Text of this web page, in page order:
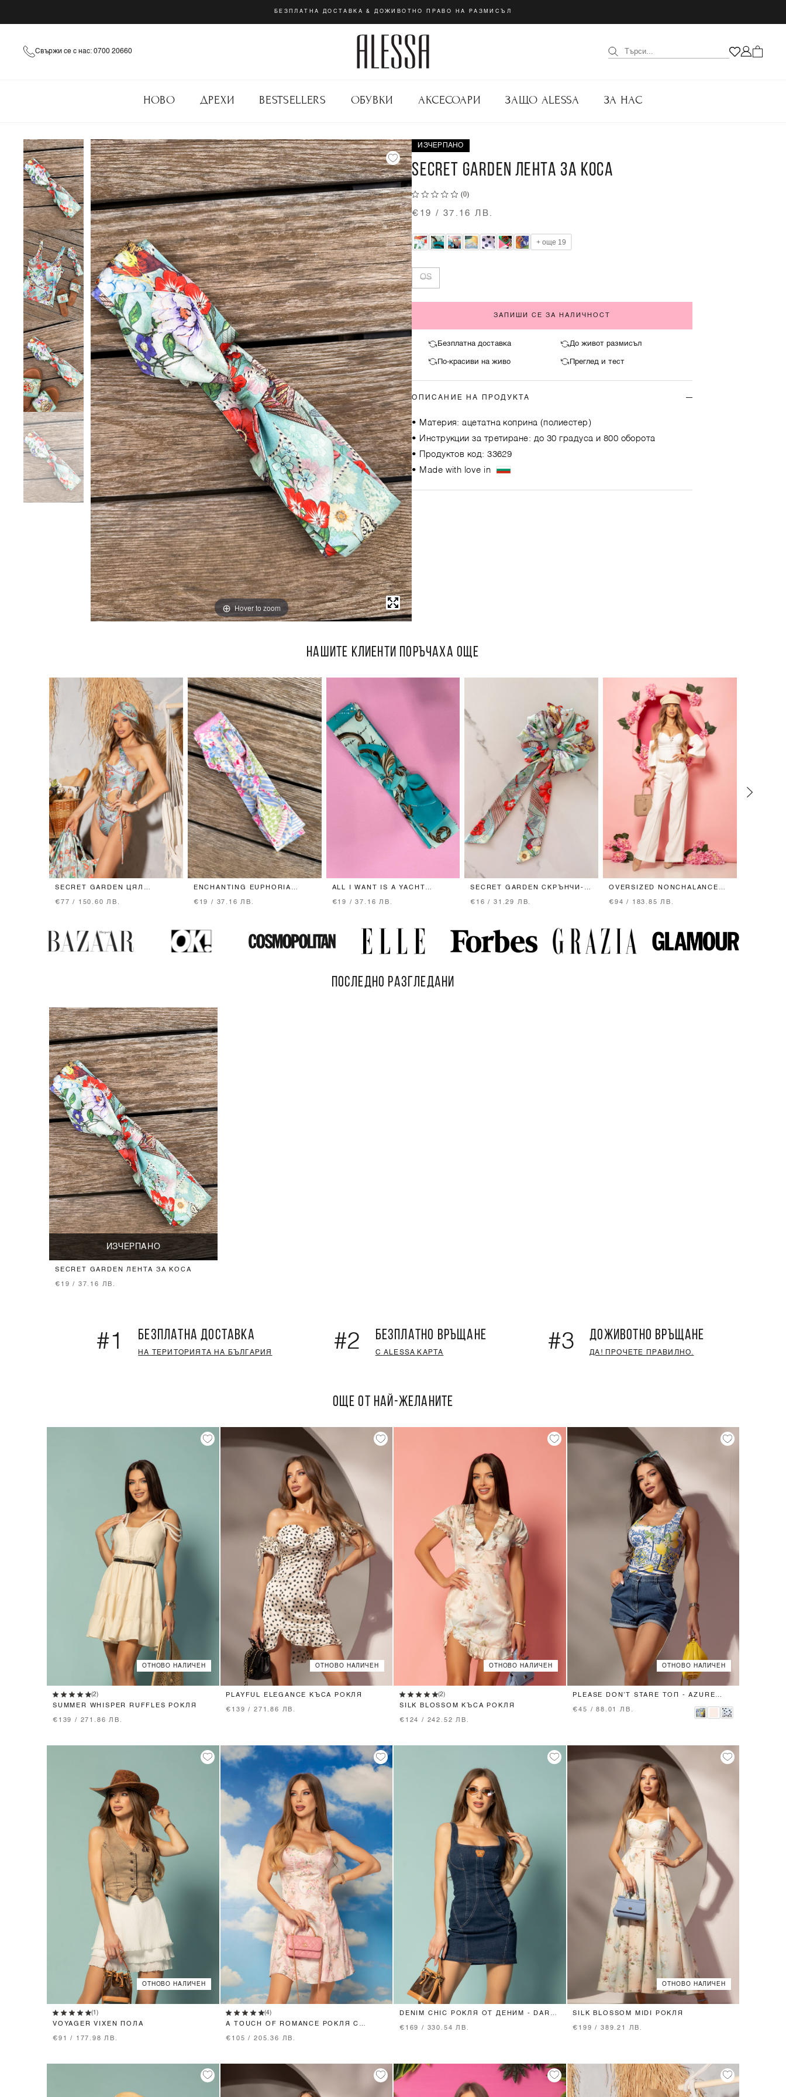
БЕЗПЛАТНА ДОСТАВКА & ДОЖИВОТНО ПРАВО НА РАЗМИСЪЛ
Свържи се с нас: 0700 20660
НОВО ДРЕХИ BESTSELLERS ОБУВКИ АКСЕСОАРИ ЗАЩО ALESSA ЗА НАС
Hover to zoom
ИЗЧЕРПАНО
SECRET GARDEN ЛЕНТА ЗА КОСА
(0)
€19 / 37.16 ЛВ.
+ още 19
OS
ЗАПИШИ СЕ ЗА НАЛИЧНОСТ
Безплатна доставка До живот размисъл
По-красиви на живо Преглед и тест
ОПИСАНИЕ НА ПРОДУКТА
• Материя: ацетатна коприна (полиестер)
• Инструкции за третиране: до 30 градуса и 800 оборота
• Продуктов код: 33629
• Made with love in
НАШИТЕ КЛИЕНТИ ПОРЪЧАХА ОЩЕ
SECRET GARDEN ЦЯЛ
€77 / 150.60 ЛВ.
ENCHANTING EUPHORIA
€19 / 37.16 ЛВ.
ALL I WANT IS A YACHT
€19 / 37.16 ЛВ.
SECRET GARDEN СКРЪНЧИ-
€16 / 31.29 ЛВ.
OVERSIZED NONCHALANCE
€94 / 183.85 ЛВ.
ПОСЛЕДНО РАЗГЛЕДАНИ
ИЗЧЕРПАНО
SECRET GARDEN ЛЕНТА ЗА КОСА
€19 / 37.16 ЛВ.
#1 БЕЗПЛАТНА ДОСТАВКА
НА ТЕРИТОРИЯТА НА БЪЛГАРИЯ #2 БЕЗПЛАТНО ВРЪЩАНЕ
С ALESSA КАРТА #3 ДОЖИВОТНО ВРЪЩАНЕ
ДА! ПРОЧЕТЕ ПРАВИЛНО.
ОЩЕ ОТ НАЙ-ЖЕЛАНИТЕ
ОТНОВО НАЛИЧЕН
XS M
(2)
SUMMER WHISPER RUFFLES РОКЛЯ
€139 / 271.86 ЛВ.
ОТНОВО НАЛИЧЕН
M
PLAYFUL ELEGANCE КЪСА РОКЛЯ
€139 / 271.86 ЛВ.
ОТНОВО НАЛИЧЕН
S M L
(2)
SILK BLOSSOM КЪСА РОКЛЯ
€124 / 242.52 ЛВ.
ОТНОВО НАЛИЧЕН
XS M L
PLEASE DON’T STARE ТОП - AZURE
€45 / 88.01 ЛВ.
ОТНОВО НАЛИЧЕН
XS S M L
(1)
VOYAGER VIXEN ПОЛА
€91 / 177.98 ЛВ.
S M L
(4)
A TOUCH OF ROMANCE РОКЛЯ С
€105 / 205.36 ЛВ.
XS L
DENIM CHIC РОКЛЯ ОТ ДЕНИМ - DARK
€169 / 330.54 ЛВ.
ОТНОВО НАЛИЧЕН
XS M L
SILK BLOSSOM MIDI РОКЛЯ
€199 / 389.21 ЛВ.